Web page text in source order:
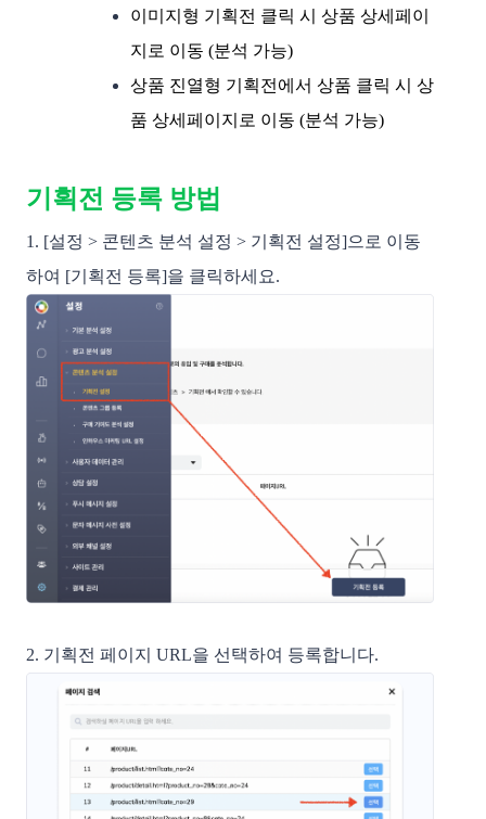
이미지형 기획전 클릭 시 상품 상세페이
지로 이동 (분석 가능)
상품 진열형 기획전에서 상품 클릭 시 상
품 상세페이지로 이동 (분석 가능)
기획전 등록 방법
1. [설정 > 콘텐츠 분석 설정 > 기획전 설정]으로 이동
하여 [기획전 등록]을 클릭하세요.
2. 기획전 페이지 URL을 선택하여 등록합니다.